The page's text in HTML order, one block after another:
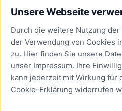
Unsere Webseite
Durch die weitere Nutzung der
der Verwendung von Cookies
zu. Hier finden Sie unsere
unser Impressum. Ihre
kann jederzeit mit Wirkung für
Cookie-Erklärung widerrufen
Bürgerservice
Presse
Newsletter Lübeck:kompakt
Kontakt
Kontakt